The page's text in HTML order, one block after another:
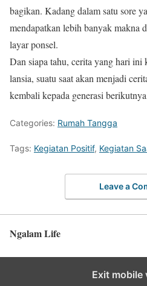
bagikan. Kadang dalam satu sore
mendapatkan lebih banyak makna
layar ponsel.
Dan siapa tahu, cerita yang hari ini
lansia, suatu saat akan menjadi
kembali kepada generasi
Categories: Rumah Tangga
Tags: Kegiatan Positif, Kegiatan
Leave a
Ngalam Life
Exit mobile